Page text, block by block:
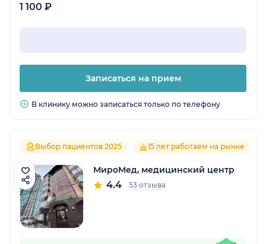
1 100 ₽
Записаться на прием
В клинику можно записаться только по телефону
Выбор пациентов 2025 15 лет работаем на рынке
МироМед, медицинский центр
4.4 53 отзыва